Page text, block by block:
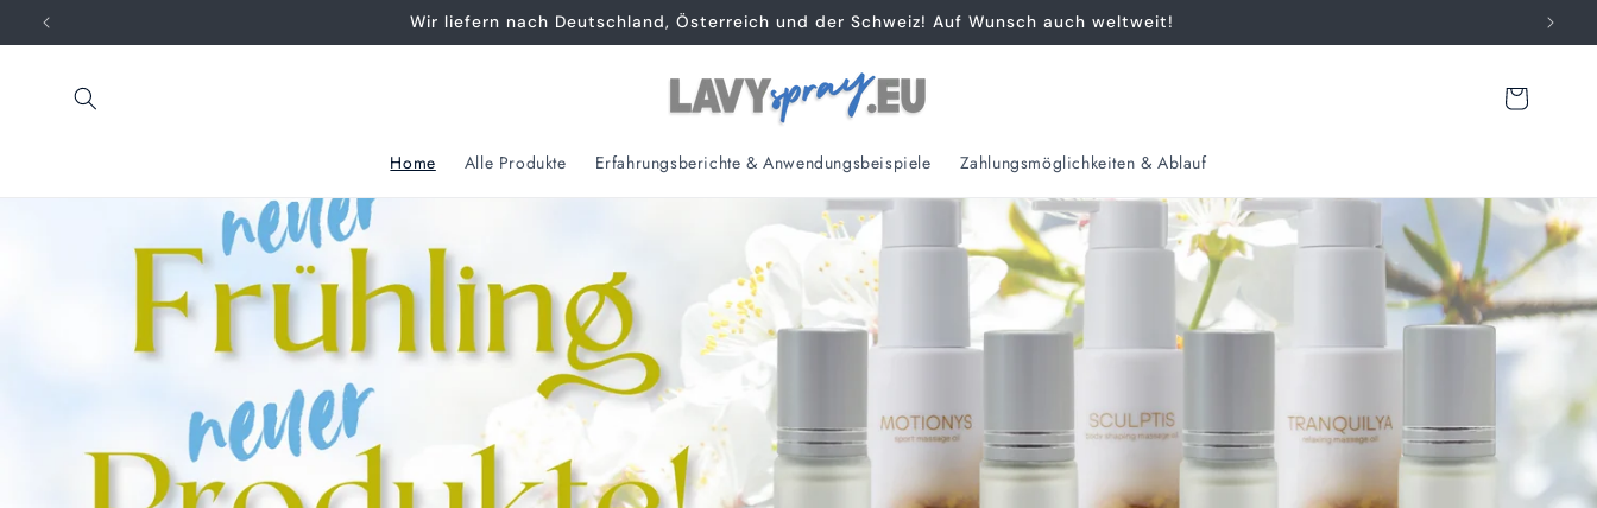
zum
Inhalt
Wir liefern nach Deutschland, Österreich und der Schweiz! Auf Wunsch auch weltweit!
Home Alle Produkte Erfahrungsberichte & Anwendungsbeispiele Zahlungsmöglichkeiten & Ablauf
Warenkorb